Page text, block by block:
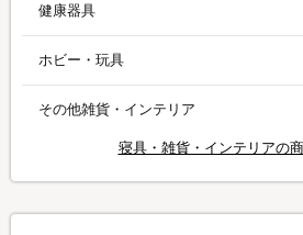
健康器具
ホビー・玩具
その他雑貨・インテリア
寝具・雑貨・インテリアの